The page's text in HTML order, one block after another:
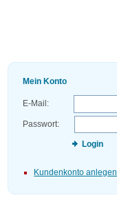
Mein Konto
E-Mail:
Passwort:
Login
Kundenkonto anlegen